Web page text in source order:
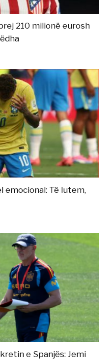
210 milionë eurosh
emocional: Të lutem,
e Spanjës: Jemi